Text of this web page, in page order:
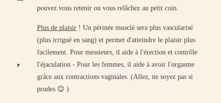
pouvez vous retenir ou vous relâchez au petit coin.
Plus de plaisir! Un périnée musclé sera plus vascularisé
(plus irrigué en sang) et permet d'atteindre le plaisir plus
facilement. Pour messieurs, il aide à l'érection et contrôle
l'éjaculation - Pour les femmes, il aide à avoir l'orgasme
grâce aux contractions vaginales. (Allez, ne soyez pas si
prudes 😉 )